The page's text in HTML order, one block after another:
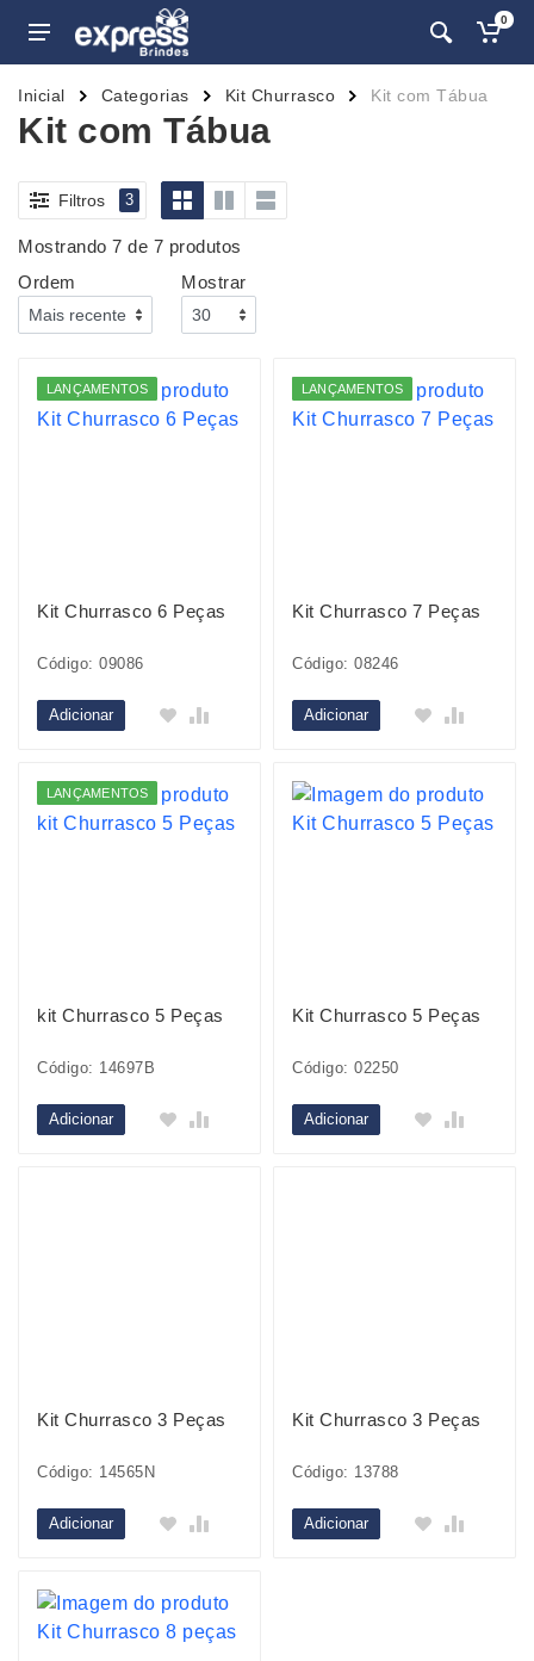
0
Inicial Categorias Kit Churrasco Kit com Tábua
Kit com Tábua
Filtros 3
Mostrando 7 de 7 produtos
Ordem
Mostrar
LANÇAMENTOS
Kit Churrasco 6 Peças
Código: 09086
Adicionar
LANÇAMENTOS
Kit Churrasco 7 Peças
Código: 08246
Adicionar
LANÇAMENTOS
kit Churrasco 5 Peças
Código: 14697B
Adicionar
Kit Churrasco 5 Peças
Código: 02250
Adicionar
Kit Churrasco 3 Peças
Código: 14565N
Adicionar
Kit Churrasco 3 Peças
Código: 13788
Adicionar